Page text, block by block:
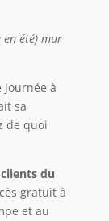
été) mur
journée à
sa
de quoi
du
gratuit à
et au